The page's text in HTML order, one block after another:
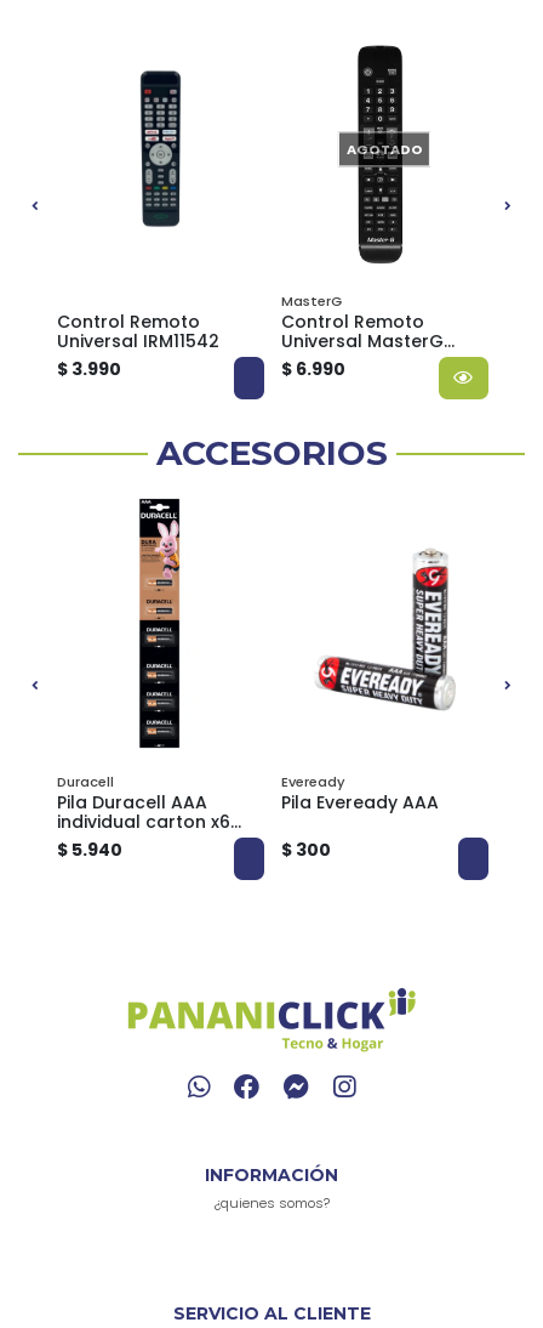
Control Remoto
Universal IRM11542
$ 3.990
AGOTADO
MasterG
Control Remoto
Universal MasterG
Multimarcas
$ 6.990
ACCESORIOS
Duracell
Pila Duracell AAA
individual carton x6
pilas
$ 5.940
Eveready
Pila Eveready AAA
$ 300
INFORMACIÓN
¿quienes somos?
SERVICIO AL CLIENTE